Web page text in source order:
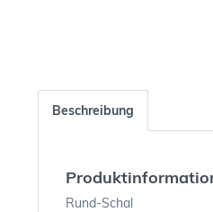
Beschreibung
Rund-Schal